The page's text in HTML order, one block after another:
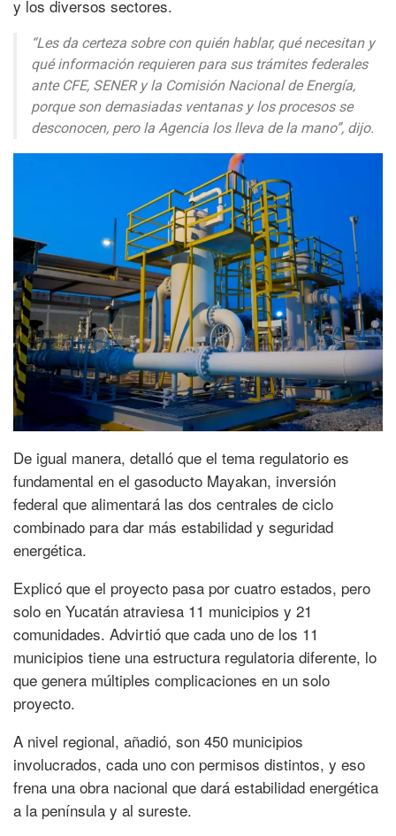
y los diversos sectores.
“Les da certeza sobre con quién hablar, qué necesitan y
qué información requieren para sus trámites federales
ante CFE, SENER y la Comisión Nacional de Energía,
porque son demasiadas ventanas y los procesos se
desconocen, pero la Agencia los lleva de la mano”, dijo.
De igual manera, detalló que el tema regulatorio es
fundamental en el gasoducto Mayakan, inversión
federal que alimentará las dos centrales de ciclo
combinado para dar más estabilidad y seguridad
energética.
Explicó que el proyecto pasa por cuatro estados, pero
solo en Yucatán atraviesa 11 municipios y 21
comunidades. Advirtió que cada uno de los 11
municipios tiene una estructura regulatoria diferente, lo
que genera múltiples complicaciones en un solo
proyecto.
A nivel regional, añadió, son 450 municipios
involucrados, cada uno con permisos distintos, y eso
frena una obra nacional que dará estabilidad energética
a la península y al sureste.